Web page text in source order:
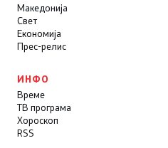
Македонија
Свет
Економија
Прес-релис
ИНФО
Време
ТВ програма
Хороскоп
RSS